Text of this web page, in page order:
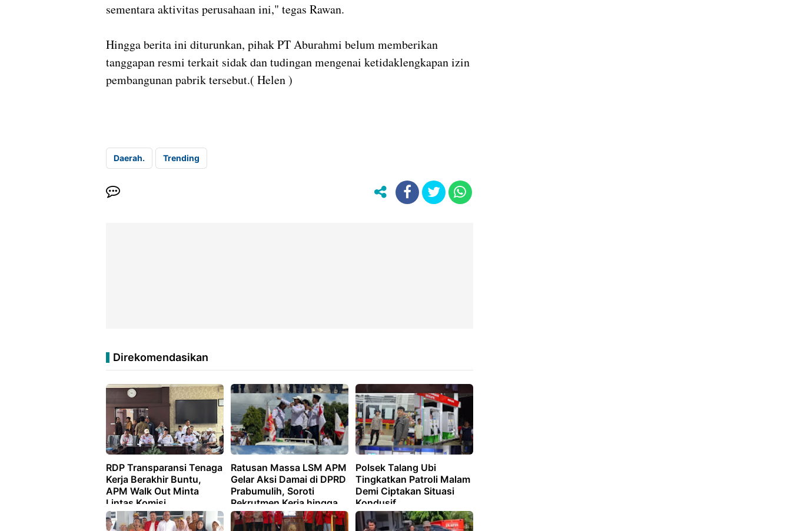
sementara aktivitas perusahaan ini," tegas Rawan.
‎Hingga berita ini diturunkan, pihak PT Aburahmi belum memberikan
tanggapan resmi terkait sidak dan tudingan mengenai ketidaklengkapan izin
pembangunan pabrik tersebut.( Helen )
Daerah. Trending
Direkomendasikan
RDP Transparansi Tenaga
Kerja Berakhir Buntu,
APM Walk Out Minta
Lintas Komisi
Ratusan Massa LSM APM
Gelar Aksi Damai di DPRD
Prabumulih, Soroti
Rekrutmen Kerja hingga
Usulkan Flyover
Polsek Talang Ubi
Tingkatkan Patroli Malam
Demi Ciptakan Situasi
Kondusif